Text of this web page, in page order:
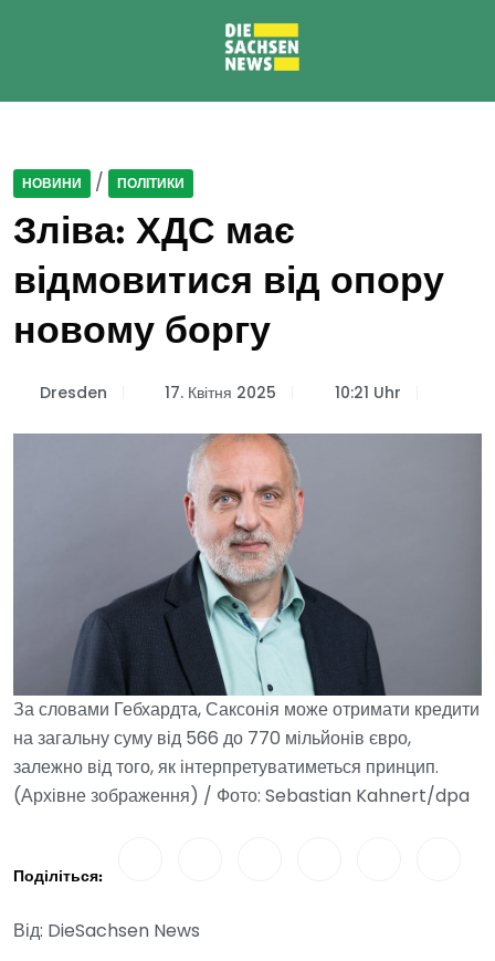
НОВИНИ / ПОЛІТИКИ
Зліва: ХДС має
відмовитися від опору
новому боргу
Dresden 17. Квітня 2025 10:21 Uhr
За словами Гебхардта, Саксонія може отримати кредити
на загальну суму від 566 до 770 мільйонів євро,
залежно від того, як інтерпретуватиметься принцип.
(Архівне зображення) / Фото: Sebastian Kahnert/dpa
Поділіться:
Від: DieSachsen News